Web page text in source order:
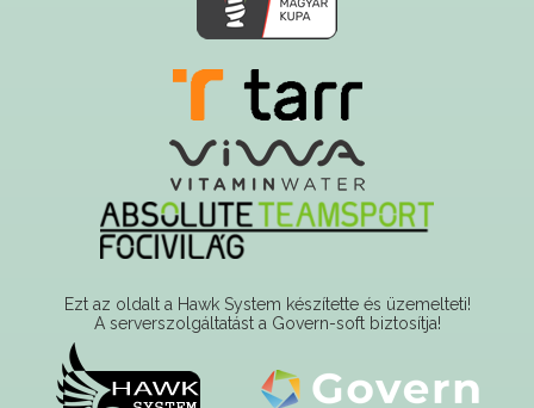
Ezt az oldalt a Hawk System készítette és üzemelteti!